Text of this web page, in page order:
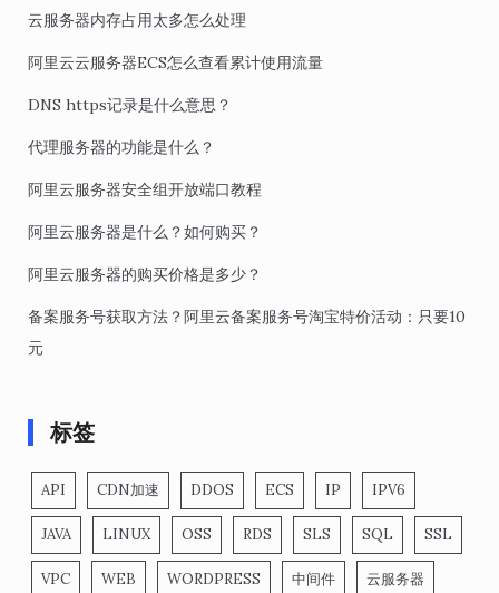
云服务器内存占用太多怎么处理
阿里云云服务器ECS怎么查看累计使用流量
DNS https记录是什么意思？
代理服务器的功能是什么？
阿里云服务器安全组开放端口教程
阿里云服务器是什么？如何购买？
阿里云服务器的购买价格是多少？
备案服务号获取方法？阿里云备案服务号淘宝特价活动：只要10
元
标签
API CDN加速 DDOS ECS IP IPV6
JAVA LINUX OSS RDS SLS SQL SSL
VPC WEB WORDPRESS 中间件 云服务器